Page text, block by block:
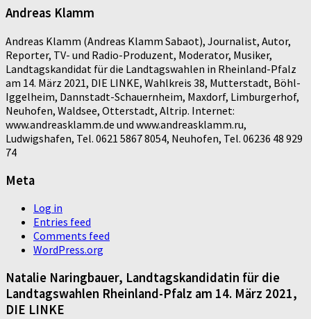
Andreas Klamm
Andreas Klamm (Andreas Klamm Sabaot), Journalist, Autor,
Reporter, TV- und Radio-Produzent, Moderator, Musiker,
Landtagskandidat für die Landtagswahlen in Rheinland-Pfalz
am 14. März 2021, DIE LINKE, Wahlkreis 38, Mutterstadt, Böhl-
Iggelheim, Dannstadt-Schauernheim, Maxdorf, Limburgerhof,
Neuhofen, Waldsee, Otterstadt, Altrip. Internet:
www.andreasklamm.de und www.andreasklamm.ru,
Ludwigshafen, Tel. 0621 5867 8054, Neuhofen, Tel. 06236 48 929
74
Meta
Log in
Entries feed
Comments feed
WordPress.org
Natalie Naringbauer, Landtagskandidatin für die
Landtagswahlen Rheinland-Pfalz am 14. März 2021,
DIE LINKE